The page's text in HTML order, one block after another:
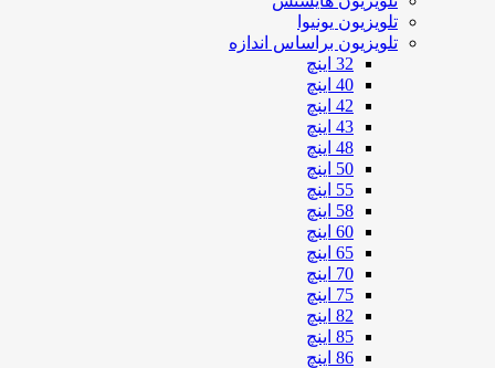
تلویزیون یونیوا
تلویزیون براساس اندازه
32 اینچ
40 اینچ
42 اینچ
43 اینچ
48 اینچ
50 اینچ
55 اینچ
58 اینچ
60 اینچ
65 اینچ
70 اینچ
75 اینچ
82 اینچ
85 اینچ
86 اینچ